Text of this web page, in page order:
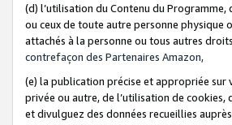
(d) l’utilisation du Contenu du Programme,
ou ceux de toute autre personne physique
attachés à la personne ou tous autres
contrefaçon des Partenaires Amazon,
(e) la publication précise et appropriée
privée ou autre, de l’utilisation de
et divulguez des données recueillies